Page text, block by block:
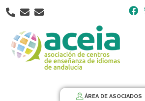
Nota:
este
web
incluye
ÁREA DE ASOCIADOS